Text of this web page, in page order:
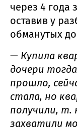
через 4 года
оставив у
обманутых
— Купила
дочери
прошло,
стала, но
получили, т.
захватили